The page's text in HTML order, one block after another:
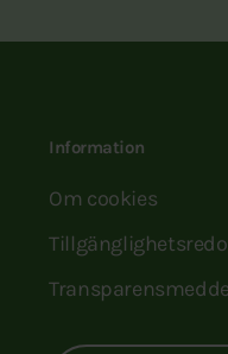
Information
Om cookies